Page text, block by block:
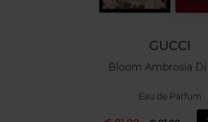
GUCCI
Bloom Ambrosia
Eau de Parfum